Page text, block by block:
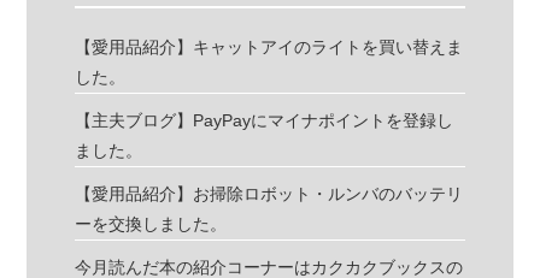
【愛用品紹介】キャットアイのライトを買い替えま
した。
【主夫ブログ】PayPayにマイナポイントを登録し
ました。
【愛用品紹介】お掃除ロボット・ルンバのバッテリ
ーを交換しました。
今月読んだ本の紹介コーナーはカクカクブックスの